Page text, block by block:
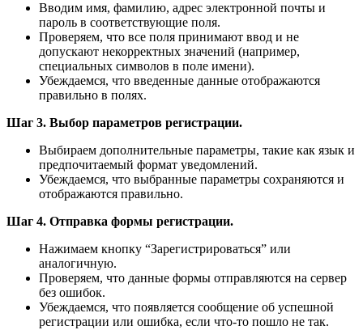
Вводим имя, фамилию, адрес электронной почты и
пароль в соответствующие поля.
Проверяем, что все поля принимают ввод и не
допускают некорректных значений (например,
специальных символов в поле имени).
Убеждаемся, что введенные данные отображаются
правильно в полях.
Шаг 3. Выбор параметров регистрации.
Выбираем дополнительные параметры, такие как язык и
предпочитаемый формат уведомлений.
Убеждаемся, что выбранные параметры сохраняются и
отображаются правильно.
Шаг 4. Отправка формы регистрации.
Нажимаем кнопку “Зарегистрироваться” или
аналогичную.
Проверяем, что данные формы отправляются на сервер
без ошибок.
Убеждаемся, что появляется сообщение об успешной
регистрации или ошибка, если что-то пошло не так.